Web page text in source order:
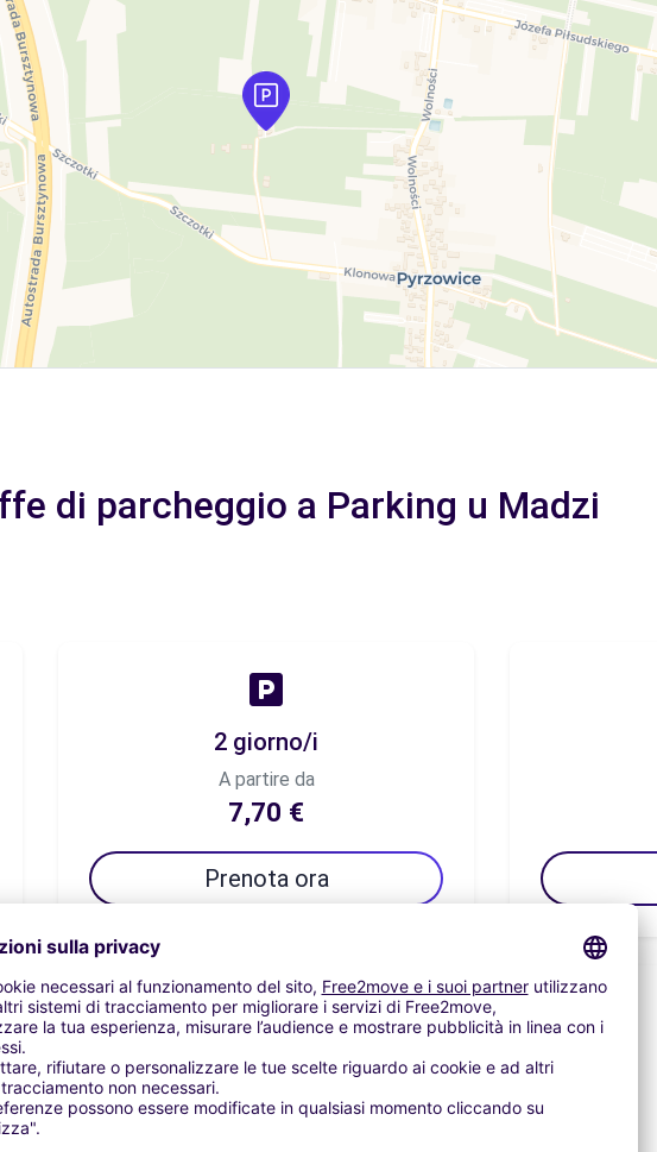
di parcheggio a Parking u Madzi
2 giorno/i
A partire da
7,70 €
Prenota ora
7 giorno/i
A partire da